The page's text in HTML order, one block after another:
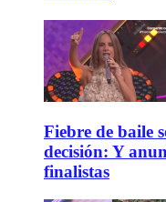
Fiebre de baile
decisión: Y
finalistas